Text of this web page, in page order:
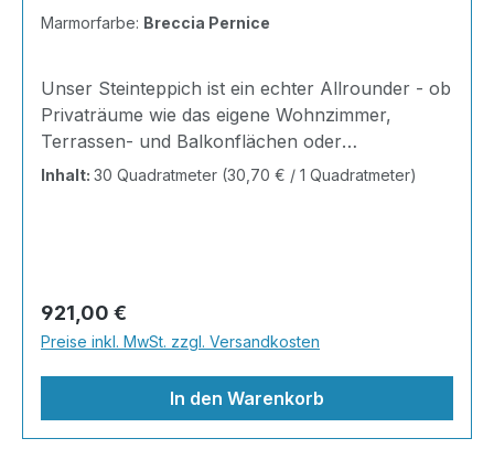
Marmorfarbe: Breccia Pernice
Unser Steinteppich ist ein echter Allrounder - ob
Privaträume wie das eigene Wohnzimmer,
Terrassen- und Balkonflächen oder
Gewerbeobjekte und Austellungsräume; unsere
und einfach zu verlegen. Stöbern Sie in unserem
Shop nach Ihrer Lieblingsfarbe und legen Sie
gleich los! Inhalt 12x25kg Marmorsteine 6kg
Grundierung AT-EG 30 24kg
Inhalt: 30 Quadratmeter (30,70 € / 1 Quadratmeter)
Regulärer Preis:
921,00 €
Preise inkl. MwSt. zzgl. Versandkosten
In den Warenkorb